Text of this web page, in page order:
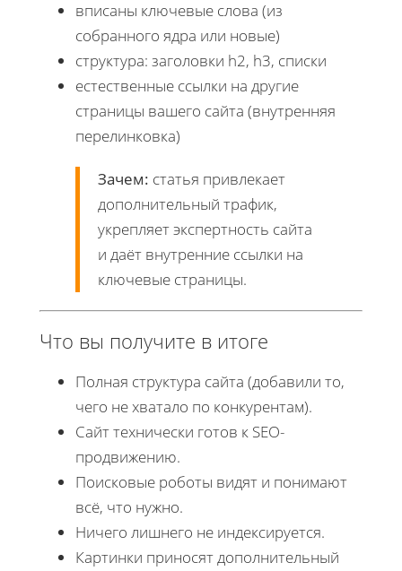
вписаны ключевые слова (из
собранного ядра или новые)
структура: заголовки h2, h3, списки
естественные ссылки на другие
страницы вашего сайта (внутренняя
перелинковка)
Зачем: статья привлекает
дополнительный трафик,
укрепляет экспертность сайта
и даёт внутренние ссылки на
ключевые страницы.
Что вы получите в итоге
Полная структура сайта (добавили то,
чего не хватало по конкурентам).
Сайт технически готов к SEO-
продвижению.
Поисковые роботы видят и понимают
всё, что нужно.
Ничего лишнего не индексируется.
Картинки приносят дополнительный